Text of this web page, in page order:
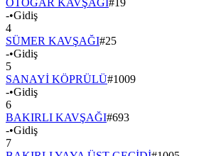
-•Gidiş
4
SÜMER KAVŞAĞI#25
-•Gidiş
5
SANAYİ KÖPRÜLÜ#1009
-•Gidiş
6
BAKIRLI KAVŞAĞI#693
-•Gidiş
7